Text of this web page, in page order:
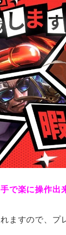
手で楽に操作出
ますので、プ